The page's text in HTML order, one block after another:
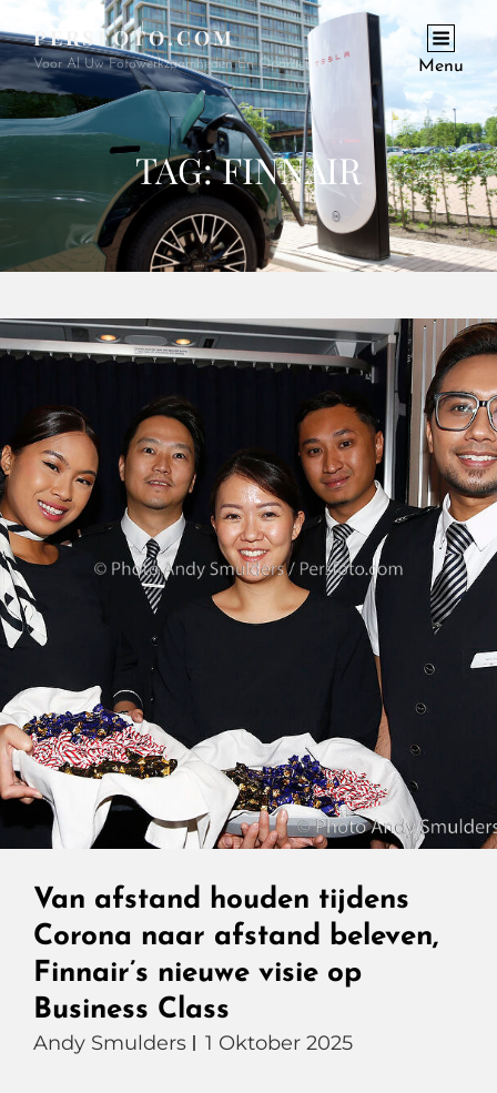
PERSFOTO.COM
Voor Al Uw Fotowerkzaamheden En Opdrachten Menu
TAG:FINNAIR
Van afstand houden tijdens
Corona naar afstand beleven,
Finnair’s nieuwe visie op
Business Class
Andy Smulders 1 Oktober 2025